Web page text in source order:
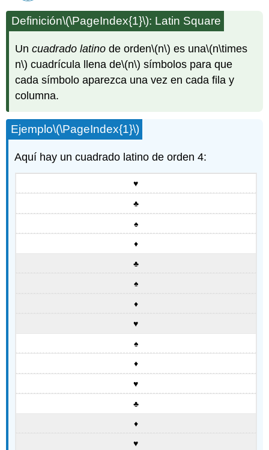
Definición\(\PageIndex{1}\): Latin Square
Uncuadrado latino de orden\(n\) es una\(n\times
n\) cuadrícula llena de\(n\) símbolos para que
cada símbolo aparezca una vez en cada fila y
columna.
Ejemplo\(\PageIndex{1}\)
Aquí hay un cuadrado latino de orden 4:
♥
♣
♠
♦
♣
♠
♦
♥
♠
♦
♥
♣
♦
♥